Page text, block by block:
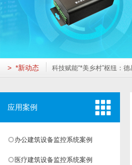
> *新动态
"云端"监管，智享安居：
打造智慧绿色空港新标杆
绿色医疗的“智慧大脑”：
重庆德易安科技发展有限
科技赋能“*美乡村”枢纽：
打造智慧绿色空港新标杆
绿色医疗的“智慧大脑”：
重庆德易安科技发展有限
筑牢公共卫生防线，守护
科技赋能“*美乡村”枢纽：
"云端"监管，智享安居：
应用案例
办公建筑设备监控系统案例
医疗建筑设备监控系统案例